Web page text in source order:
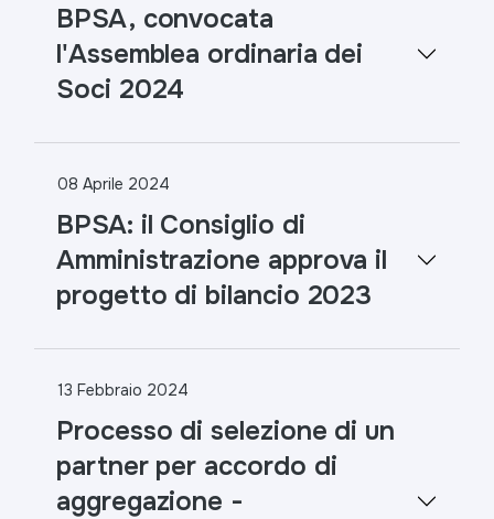
BPSA, convocata
l'Assemblea ordinaria dei
Soci 2024
08 Aprile 2024
BPSA: il Consiglio di
Amministrazione approva il
progetto di bilancio 2023
13 Febbraio 2024
Processo di selezione di un
partner per accordo di
aggregazione -